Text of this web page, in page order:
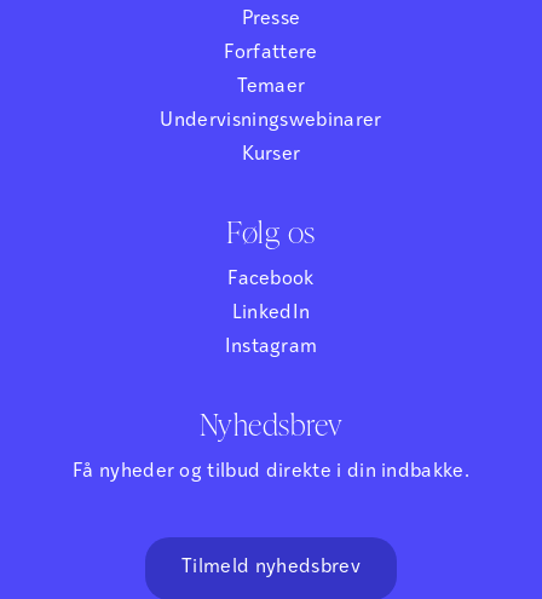
Presse
Forfattere
Temaer
Undervisningswebinarer
Kurser
Følg os
Facebook
LinkedIn
Instagram
Nyhedsbrev
Få nyheder og tilbud direkte i din indbakke.
Tilmeld nyhedsbrev